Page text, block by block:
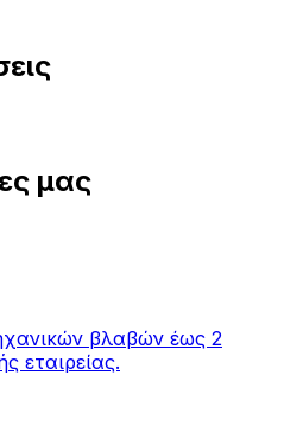
μας
βλαβών έως 2
εταιρείας.